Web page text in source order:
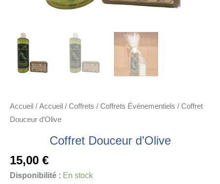
Accueil / Accueil / Coffrets / Coffrets Événementiels / Coffret
Douceur d’Olive
Coffret Douceur d’Olive
15,00 €
Disponibilité : En stock